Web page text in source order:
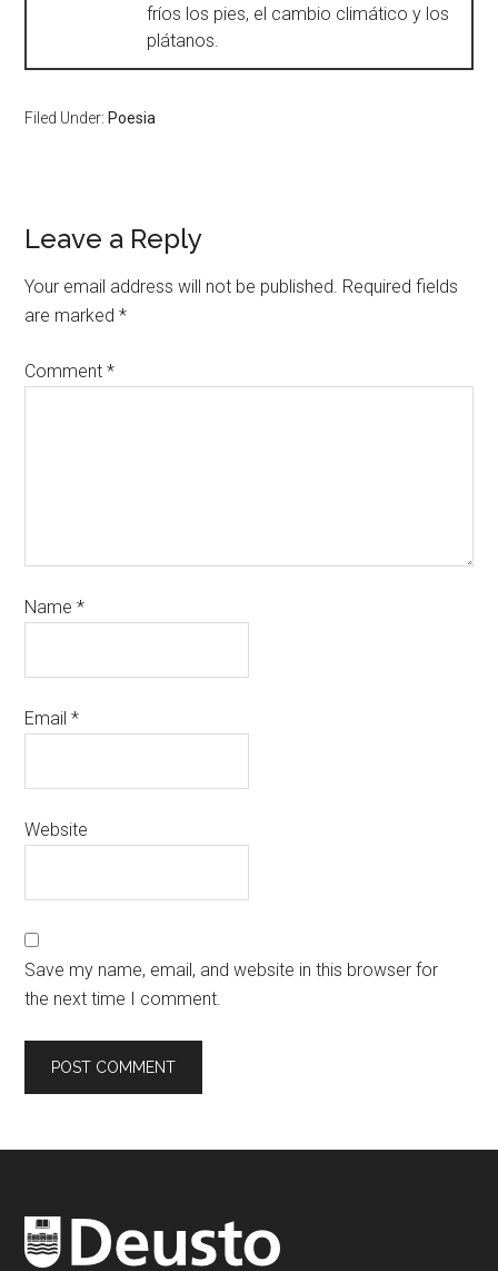
fríos los pies, el cambio climático y los
plátanos.
Filed Under: Poesia
Leave a Reply
Your email address will not be published. Required fields
are marked*
Comment*
Name*
Email*
Website
Save my name, email, and website in this browser for
the next time I comment.